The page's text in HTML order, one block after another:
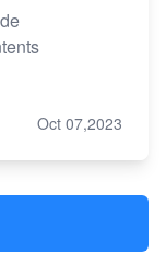
Oct 07,2023